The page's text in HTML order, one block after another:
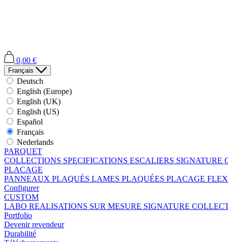
0,00 €
Français
Deutsch
English (Europe)
English (UK)
English (US)
Español
Français
Nederlands
PARQUET
COLLECTIONS SPECIFICATIONS ESCALIERS SIGNATURE
PLACAGE
PANNEAUX PLAQUÉS LAMES PLAQUÉES PLACAGE
Configurer
CUSTOM
LABO REALISATIONS SUR MESURE SIGNATURE
Portfolio
Devenir revendeur
Durabilité